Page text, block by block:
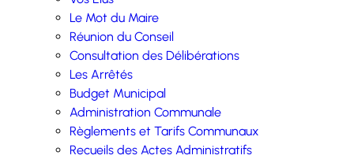
Le Mot du Maire
Réunion du Conseil
Consultation des Délibérations
Les Arrêtés
Budget Municipal
Administration Communale
Règlements et Tarifs Communaux
Recueils des Actes Administratifs